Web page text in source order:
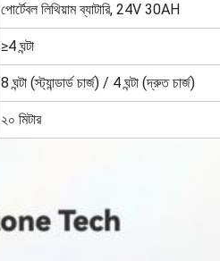
পোর্টেবল লিথিয়াম ব্যাটারি, 24V 30AH
≥4 ঘন্টা
8 ঘন্টা (স্ট্যান্ডার্ড চার্জ) / 4 ঘন্টা (দ্রুত চার্জ)
২০ মিটার